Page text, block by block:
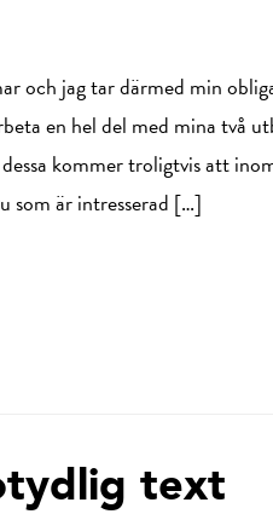
och jag tar därmed min
en hel del med mina två
kommer troligtvis att
som är intresserad […]
text